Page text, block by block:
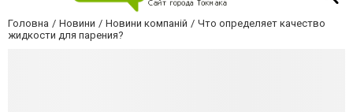
Головна Новини Новини компаній
Что определяет качество
жидкости для парения?